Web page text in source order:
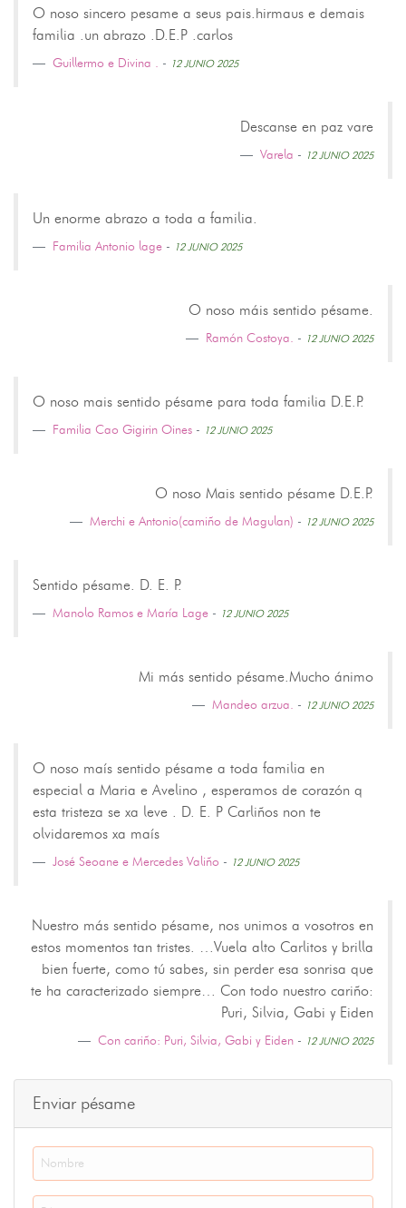
O noso sincero pesame a seus pais.hirmaus e demais
familia .un abrazo .D.E.P .carlos
Guillermo e Divina . - 12 JUNIO 2025
Descanse en paz vare
Varela - 12 JUNIO 2025
Un enorme abrazo a toda a familia.
Familia Antonio lage - 12 JUNIO 2025
O noso máis sentido pésame.
Ramón Costoya. - 12 JUNIO 2025
O noso mais sentido pésame para toda familia D.E.P.
Familia Cao Gigirin Oines - 12 JUNIO 2025
O noso Mais sentido pésame D.E.P.
Merchi e Antonio(camiño de Magulan) - 12 JUNIO 2025
Sentido pésame. D. E. P.
Manolo Ramos e María Lage - 12 JUNIO 2025
Mi más sentido pésame.Mucho ánimo
Mandeo arzua. - 12 JUNIO 2025
O noso maís sentido pésame a toda familia en
especial a Maria e Avelino , esperamos de corazón q
esta tristeza se xa leve . D. E. P Carliños non te
olvidaremos xa maís
José Seoane e Mercedes Valiño - 12 JUNIO 2025
Nuestro más sentido pésame, nos unimos a vosotros en
estos momentos tan tristes. …Vuela alto Carlitos y brilla
bien fuerte, como tú sabes, sin perder esa sonrisa que
te ha caracterizado siempre… Con todo nuestro cariño:
Puri, Silvia, Gabi y Eiden
Con cariño: Puri, Silvia, Gabi y Eiden - 12 JUNIO 2025
Enviar pésame